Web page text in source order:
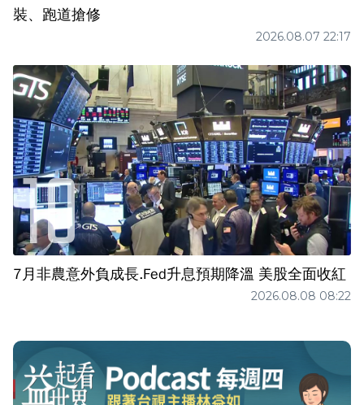
裝、跑道搶修
2026.08.07 22:17
7月非農意外負成長.Fed升息預期降溫 美股全面收紅
2026.08.08 08:22